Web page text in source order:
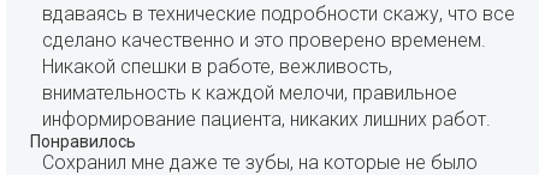
вдаваясь в технические подробности скажу, что все
сделано качественно и это проверено временем.
Никакой спешки в работе, вежливость,
внимательность к каждой мелочи, правильное
информирование пациента, никаких лишних работ.
Понравилось
Сохранил мне даже те зубы, на которые не было